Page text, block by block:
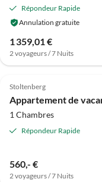
Répondeur Rapide
Annulation gratuite
1 359,01 €
2 voyageurs / 7 Nuits
4.5 (2)
Stoltenberg
1 Chambres
Répondeur Rapide
560,- €
2 voyageurs / 7 Nuits